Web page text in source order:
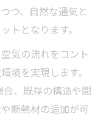
つ、自然な通気と
トとなります。
気の流れをコント
境を実現します。
合、既存の構造や間
断熱材の追加が可